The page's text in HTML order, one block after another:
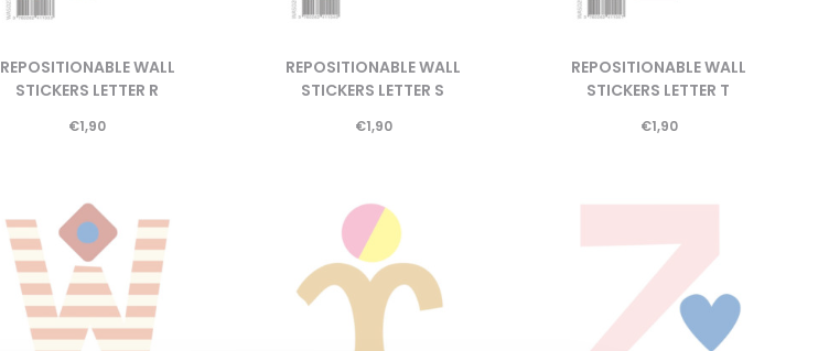
REPOSITIONABLE WALL
STICKERS LETTER R
€1,90
REPOSITIONABLE WALL
STICKERS LETTER S
€1,90
REPOSITIONABLE WALL
STICKERS LETTER T
€1,90